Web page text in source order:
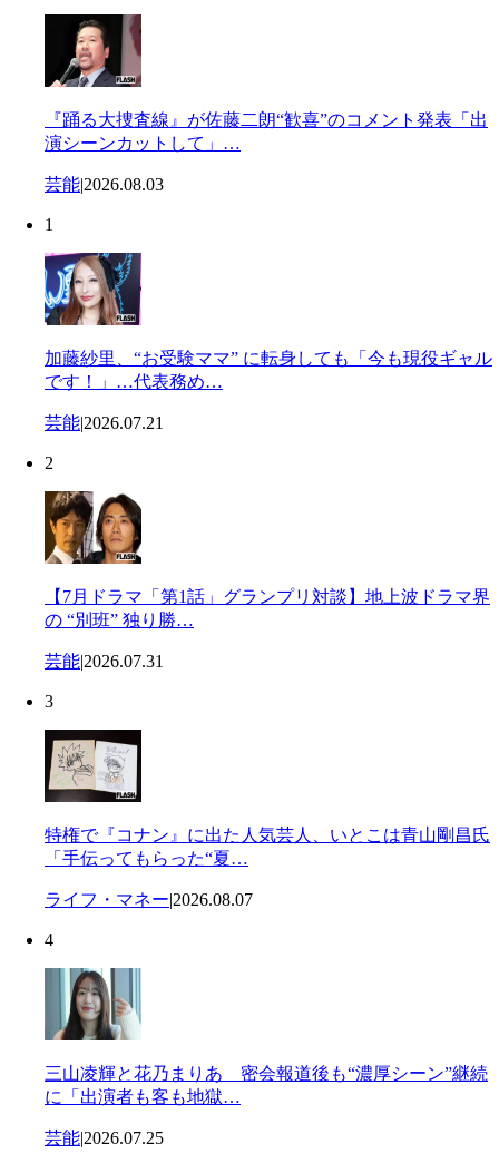
『踊る大捜査線』が佐藤二朗“歓喜”のコメント発表「出
演シーンカットして」…
芸能|2026.08.03
1
加藤紗里、“お受験ママ” に転身しても「今も現役ギャル
です！」…代表務め…
芸能|2026.07.21
2
【7月ドラマ「第1話」グランプリ対談】地上波ドラマ界
の “別班” 独り勝…
芸能|2026.07.31
3
特権で『コナン』に出た人気芸人、いとこは青山剛昌氏
「手伝ってもらった“夏…
ライフ・マネー|2026.08.07
4
三山凌輝と花乃まりあ 密会報道後も“濃厚シーン”継続
に「出演者も客も地獄…
芸能|2026.07.25